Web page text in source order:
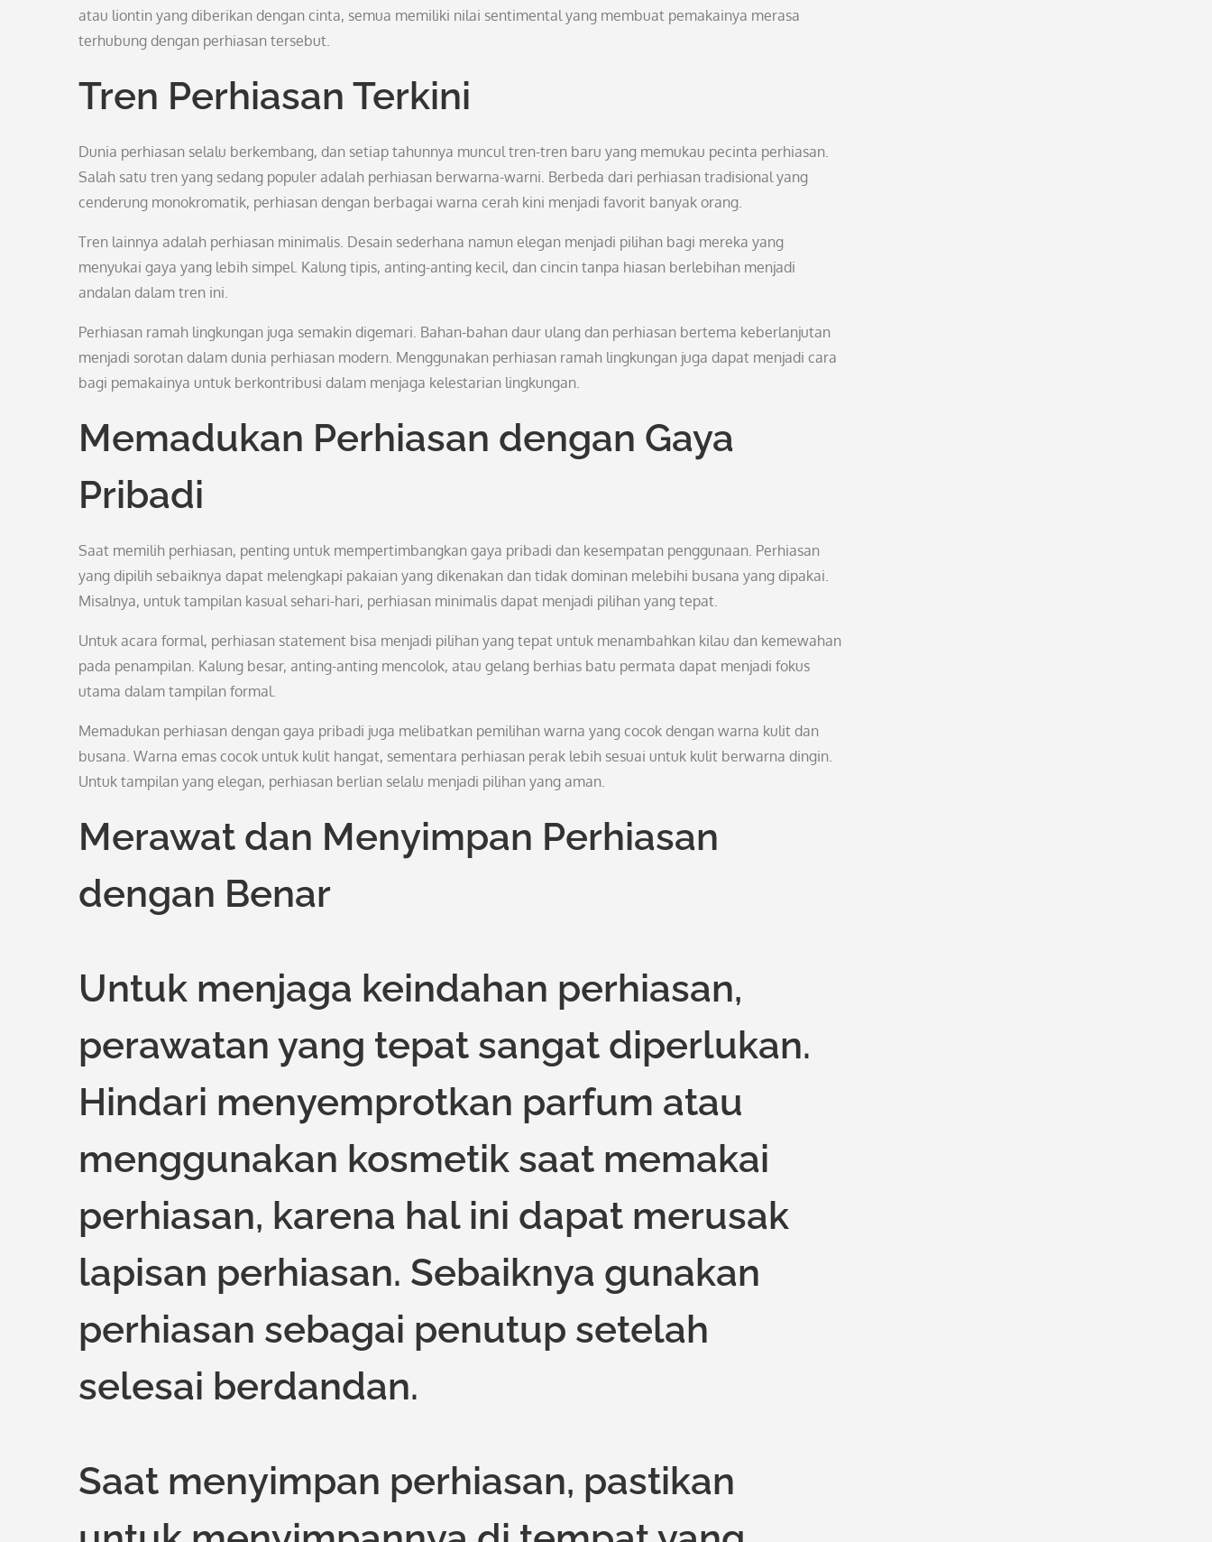
atau liontin yang diberikan dengan cinta, semua memiliki nilai sentimental yang membuat pemakainya merasa
terhubung dengan perhiasan tersebut.
Tren Perhiasan Terkini
Dunia perhiasan selalu berkembang, dan setiap tahunnya muncul tren-tren baru yang memukau pecinta perhiasan.
Salah satu tren yang sedang populer adalah perhiasan berwarna-warni. Berbeda dari perhiasan tradisional yang
cenderung monokromatik, perhiasan dengan berbagai warna cerah kini menjadi favorit banyak orang.
Tren lainnya adalah perhiasan minimalis. Desain sederhana namun elegan menjadi pilihan bagi mereka yang
menyukai gaya yang lebih simpel. Kalung tipis, anting-anting kecil, dan cincin tanpa hiasan berlebihan menjadi
andalan dalam tren ini.
Perhiasan ramah lingkungan juga semakin digemari. Bahan-bahan daur ulang dan perhiasan bertema keberlanjutan
menjadi sorotan dalam dunia perhiasan modern. Menggunakan perhiasan ramah lingkungan juga dapat menjadi cara
bagi pemakainya untuk berkontribusi dalam menjaga kelestarian lingkungan.
Memadukan Perhiasan dengan Gaya
Pribadi
Saat memilih perhiasan, penting untuk mempertimbangkan gaya pribadi dan kesempatan penggunaan. Perhiasan
yang dipilih sebaiknya dapat melengkapi pakaian yang dikenakan dan tidak dominan melebihi busana yang dipakai.
Misalnya, untuk tampilan kasual sehari-hari, perhiasan minimalis dapat menjadi pilihan yang tepat.
Untuk acara formal, perhiasan statement bisa menjadi pilihan yang tepat untuk menambahkan kilau dan kemewahan
pada penampilan. Kalung besar, anting-anting mencolok, atau gelang berhias batu permata dapat menjadi fokus
utama dalam tampilan formal.
Memadukan perhiasan dengan gaya pribadi juga melibatkan pemilihan warna yang cocok dengan warna kulit dan
busana. Warna emas cocok untuk kulit hangat, sementara perhiasan perak lebih sesuai untuk kulit berwarna dingin.
Untuk tampilan yang elegan, perhiasan berlian selalu menjadi pilihan yang aman.
Merawat dan Menyimpan Perhiasan
dengan Benar
Untuk menjaga keindahan perhiasan,
perawatan yang tepat sangat diperlukan.
Hindari menyemprotkan parfum atau
menggunakan kosmetik saat memakai
perhiasan, karena hal ini dapat merusak
lapisan perhiasan. Sebaiknya gunakan
perhiasan sebagai penutup setelah
selesai berdandan.
Saat menyimpan perhiasan, pastikan